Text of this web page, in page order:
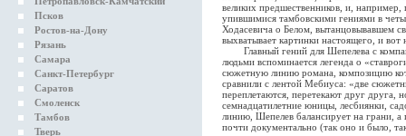
Псков
Ростов-на-Дону
Рязань
Самара
Санкт-Петербург
Саратов
Смоленск
Тамбов
Тверь
великих предшественников, и, например,
упившимися тамбовскими гениями в
Ходасевича о Белом, вытанцовывавшем
выхватывает картинки настоящего, и вот
Главный гений для Шепелева с
людьми вспоминается легенда о
сюжетную линию романа, композицию
сравнили с лентой Мебиуса: «две
переплетаются, перетекают друг друга,
семнадцатилетние юницы, лесбиянки,
линию, Шепелев балансирует на грани, а
почти документально (так оно и было,